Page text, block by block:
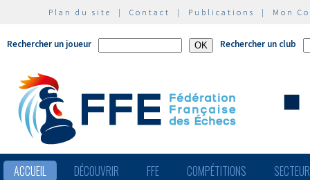
Plan du site | Contact | Publications | Mon
Rechercher un joueur Rechercher un club
ACCUEIL DÉCOUVRIR FFE COMPÉTITIONS